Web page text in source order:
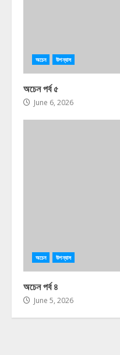
অচেন উপন্যাস
অচেন পর্ব ৫
June 6, 2026
অচেন উপন্যাস
অচেন পর্ব ৪
June 5, 2026